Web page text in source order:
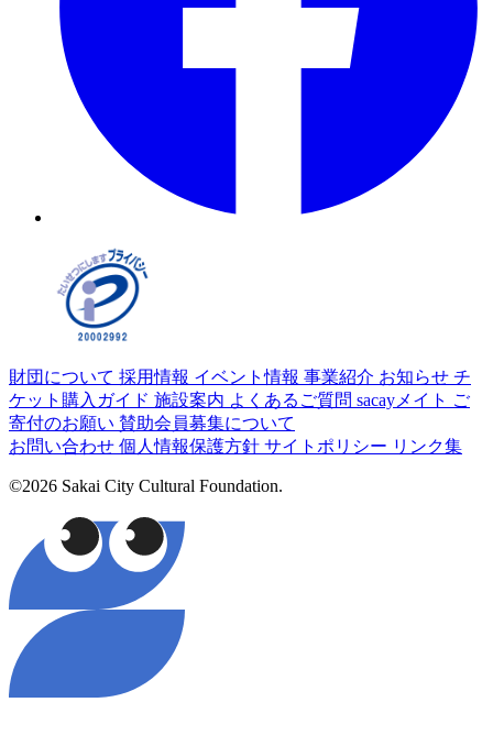
財団について 採用情報 イベント情報 事業紹介 お知らせ チ
ケット購入ガイド 施設案内 よくあるご質問 sacayメイト ご
寄付のお願い 賛助会員募集について
お問い合わせ 個人情報保護方針 サイトポリシー リンク集
©2026 Sakai City Cultural Foundation.